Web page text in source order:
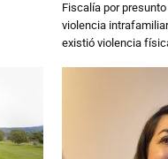
Fiscalía por
violencia
existió violencia